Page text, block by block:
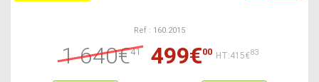
Ref : 160.2015
1 640€41 499€00 HT:415€83